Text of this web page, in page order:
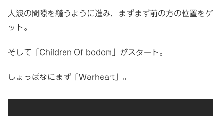
人波の間隙を縫うように進み、まずまず前の方の位置をゲ
ット。
そして「Children Of bodom」がスタート。
しょっぱなにまず「Warheart」。